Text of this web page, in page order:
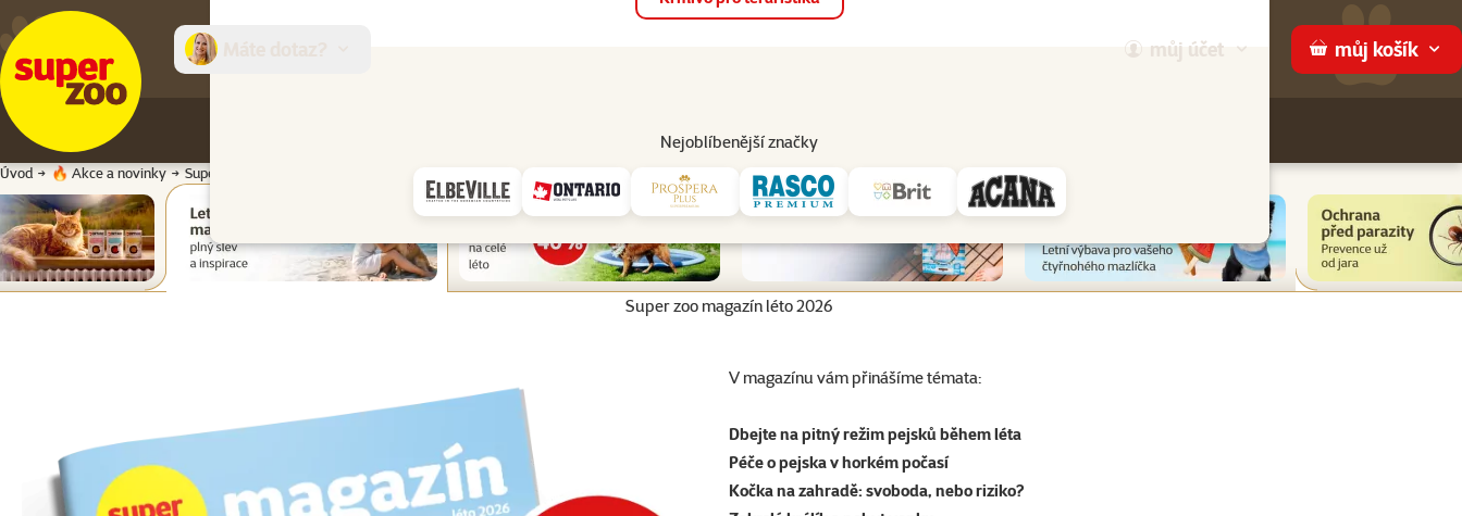
můj účet můj košík
Nejoblíbenější značky
Prodejny Služby
Úvod 🔥 Akce a novinky Super zoo magazín léto 2026
Super zoo magazín léto 2026
V magazínu vám přinášíme témata:
Dbejte na pitný režim pejsků během léta
Péče o pejska v horkém počasí
Kočka na zahradě: svoboda, nebo riziko?